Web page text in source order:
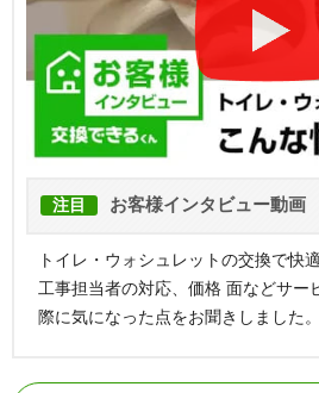
注目 お客様インタビュー動画
トイレ・ウォシュレットの交換で快
工事担当者の対応、価格 面などサー
際に気になった点をお聞きしました。